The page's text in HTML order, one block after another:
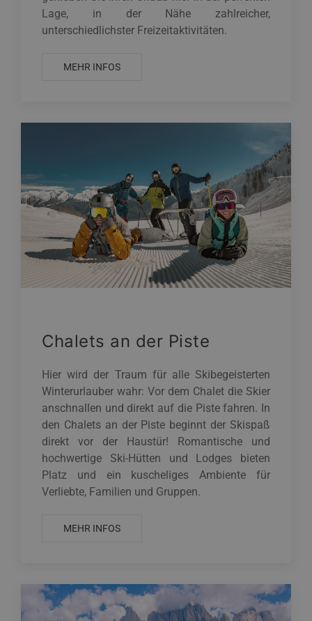
Lage, in der Nähe zahlreicher,
unterschiedlichster Freizeitaktivitäten.
MEHR INFOS
Chalets an der Piste
Hier wird der Traum für alle Skibegeisterten
Winterurlauber wahr: Vor dem Chalet die Skier
anschnallen und direkt auf die Piste fahren. In
den Chalets an der Piste beginnt der Skispaß
direkt vor der Haustür! Romantische und
hochwertige Ski-Hütten und Lodges bieten
Platz und ein kuscheliges Ambiente für
Verliebte, Familien und Gruppen.
MEHR INFOS